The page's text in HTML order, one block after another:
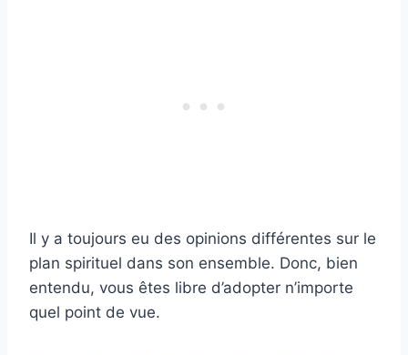
Il y a toujours eu des opinions différentes sur le
plan spirituel dans son ensemble. Donc, bien
entendu, vous êtes libre d’adopter n’importe
quel point de vue.